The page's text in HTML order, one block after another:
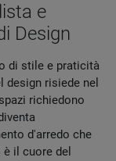
e
Design
di stile e praticità
design risiede nel
richiedono
d'arredo che
il cuore del